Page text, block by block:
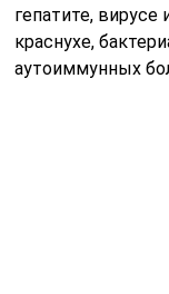
гепатите,
краснухе,
аутоиммунных
лейкоцитов